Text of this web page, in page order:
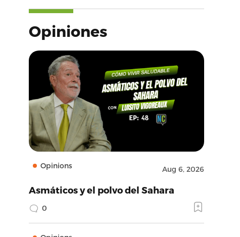
Opiniones
Opinions Aug 6, 2026
Asmáticos y el polvo del Sahara
0